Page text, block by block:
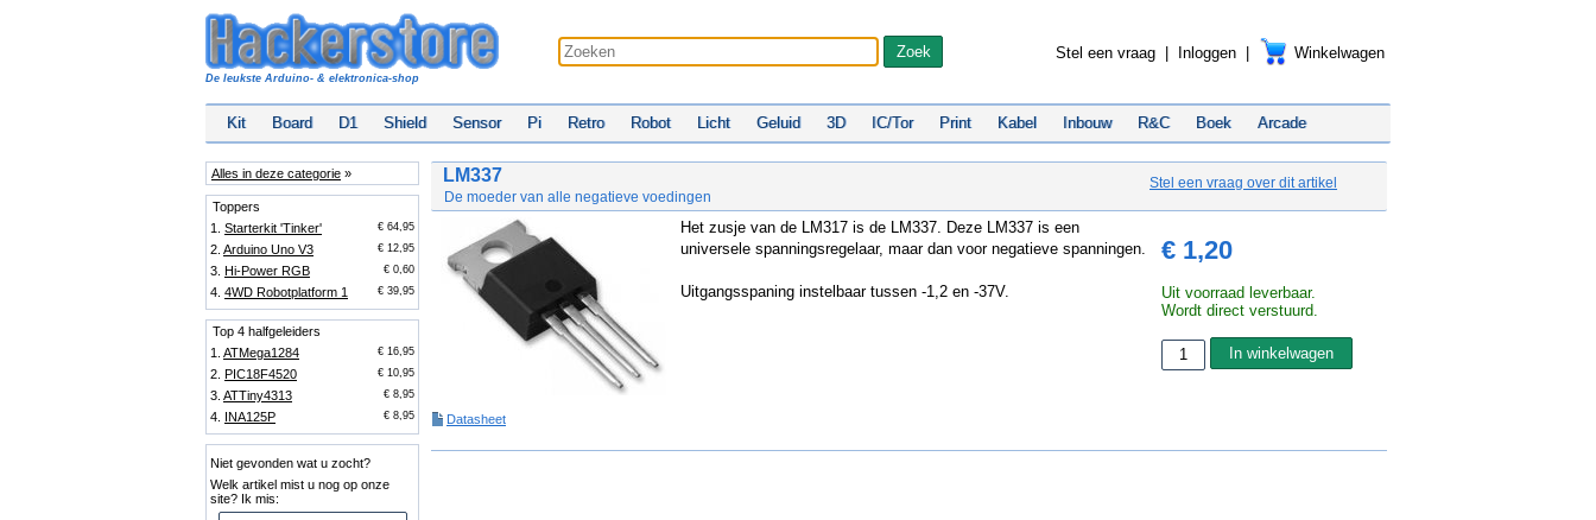
De leukste Arduino- & elektronica-shop
Stel een vraag Inloggen Winkelwagen
Kit Board D1 Shield Sensor Pi Retro Robot Licht Geluid 3D IC/Tor Print Kabel Inbouw R&C Boek Arcade
Alles in deze categorie »
Toppers
1. Starterkit 'Tinker' € 64,95
2. Arduino Uno V3 € 12,95
3. Hi-Power RGB € 0,60
4. 4WD Robotplatform 1 € 39,95
Top 4 halfgeleiders
1. ATMega1284 € 16,95
2. PIC18F4520 € 10,95
3. ATTiny4313 € 8,95
4. INA125P € 8,95
Niet gevonden wat u zocht?
Welk artikel mist u nog op onze
site? Ik mis:
LM337
De moeder van alle negatieve voedingen
Stel een vraag over dit artikel
Datasheet
Het zusje van de LM317 is de LM337. Deze LM337 is een
universele spanningsregelaar, maar dan voor negatieve spanningen.
Uitgangsspaning instelbaar tussen -1,2 en -37V.
€ 1,20
Uit voorraad leverbaar.
Wordt direct verstuurd.